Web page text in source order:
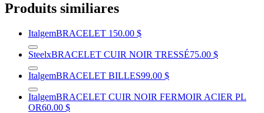
Produits similiares
ItalgemBRACELET 150.00 $
SteelxBRACELET CUIR NOIR TRESSÉ75.00 $
ItalgemBRACELET BILLES99.00 $
ItalgemBRACELET CUIR NOIR FERMOIR ACIER PL
OR60.00 $